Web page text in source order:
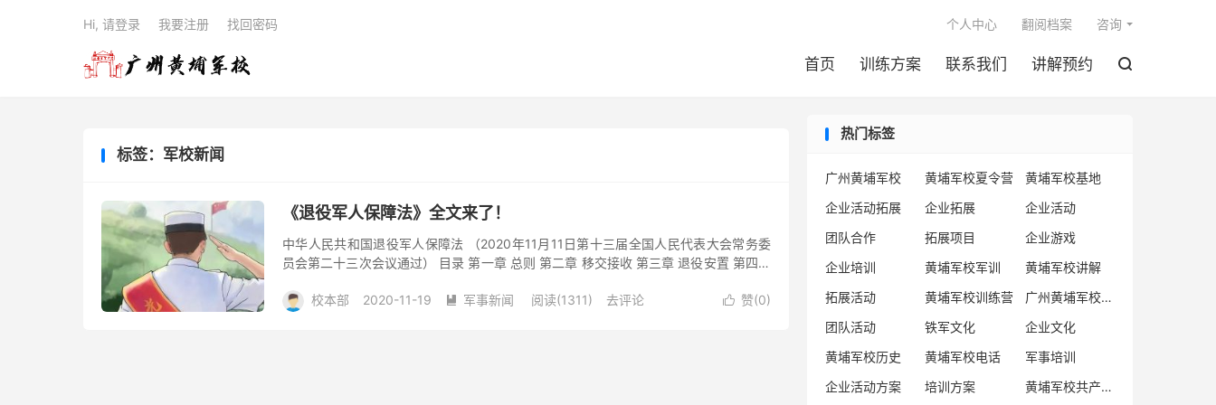
首页 训练方案 联系我们 讲解预约 
个人中心 翻阅档案 咨询
Hi, 请登录 我要注册 找回密码
标签：军校新闻
《退役军人保障法》全文来了！
中华人民共和国退役军人保障法 （2020年11月11日第十三届全国人民代表大会常务委
员会第二十三次会议通过） 目录 第一章 总则 第二章 移交接收 第三章 退役安置 第四章
 赞(0)
校本部 2020-11-19  军事新闻 阅读(1311) 去评论
热门标签
广州黄埔军校 黄埔军校夏令营
黄埔军校基地
企业活动拓展
企业拓展
企业活动
团队合作
拓展项目
企业游戏
企业培训
黄埔军校军训
黄埔军校讲解
拓展活动
黄埔军校训练营
广州黄埔军校企业
团队活动
铁军文化
企业文化
黄埔军校历史
黄埔军校电话
军事培训
企业活动方案
培训方案
黄埔军校共产党人